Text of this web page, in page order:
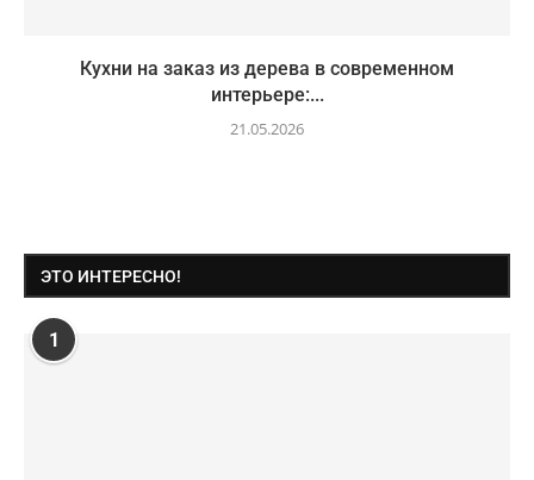
Кухни на заказ из дерева в современном
интерьере:...
21.05.2026
ЭТО ИНТЕРЕСНО!
1